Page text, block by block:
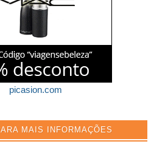
picasion.com
MAIS INFORMAÇÕES